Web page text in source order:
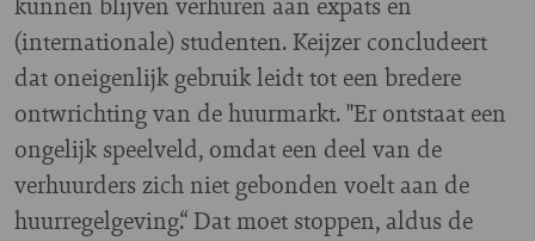
(internationale) studenten. Keijzer concludeert
dat oneigenlijk gebruik leidt tot een bredere
ontwrichting van de huurmarkt. "Er ontstaat een
ongelijk speelveld, omdat een deel van de
verhuurders zich niet gebonden voelt aan de
huurregelgeving.“ Dat moet stoppen, aldus de